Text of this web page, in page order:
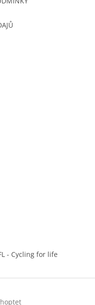
- Cycling for life